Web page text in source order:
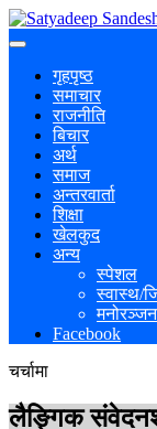
गृहपृष्ठ
समाचार
राजनीति
बिचार
अर्थ
समाज
अन्तरवार्ता
शिक्षा
खेलकुद
अन्य
स्पेशल
स्वास्थ/
मनोरञ्जन
Facebook
चर्चामा
लैङ्गिक